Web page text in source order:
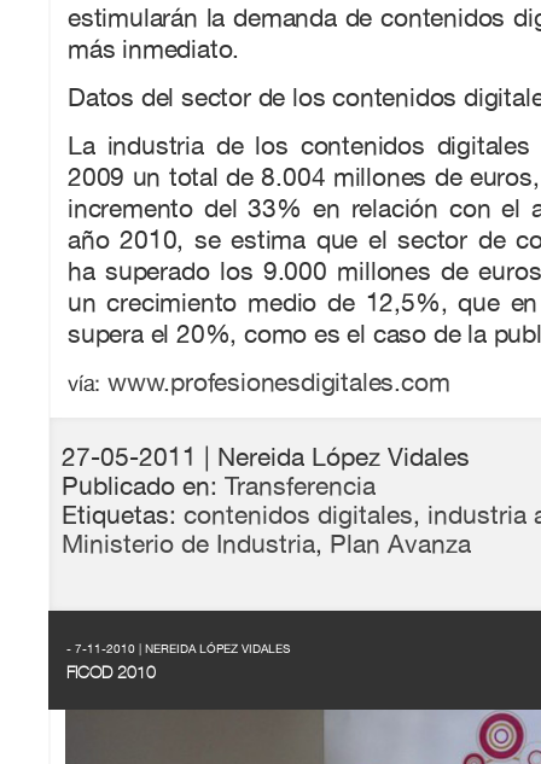
estimularán la demanda de contenidos
más inmediato.
Datos del sector de los contenidos
La industria de los contenidos
2009 un total de 8.004 millones de
incremento del 33% en relación con el
año 2010, se estima que el sector de
ha superado los 9.000 millones de
un crecimiento medio de 12,5%, que
supera el 20%, como es el caso de la
vía: www.profesionesdigitales.com
27-05-2011 | Nereida López Vidales
Publicado en: Transferencia
Etiquetas: contenidos digitales, industria
Ministerio de Industria, Plan Avanza
- 7-11-2010 | NEREIDA LÓPEZ VIDALES
FICOD 2010